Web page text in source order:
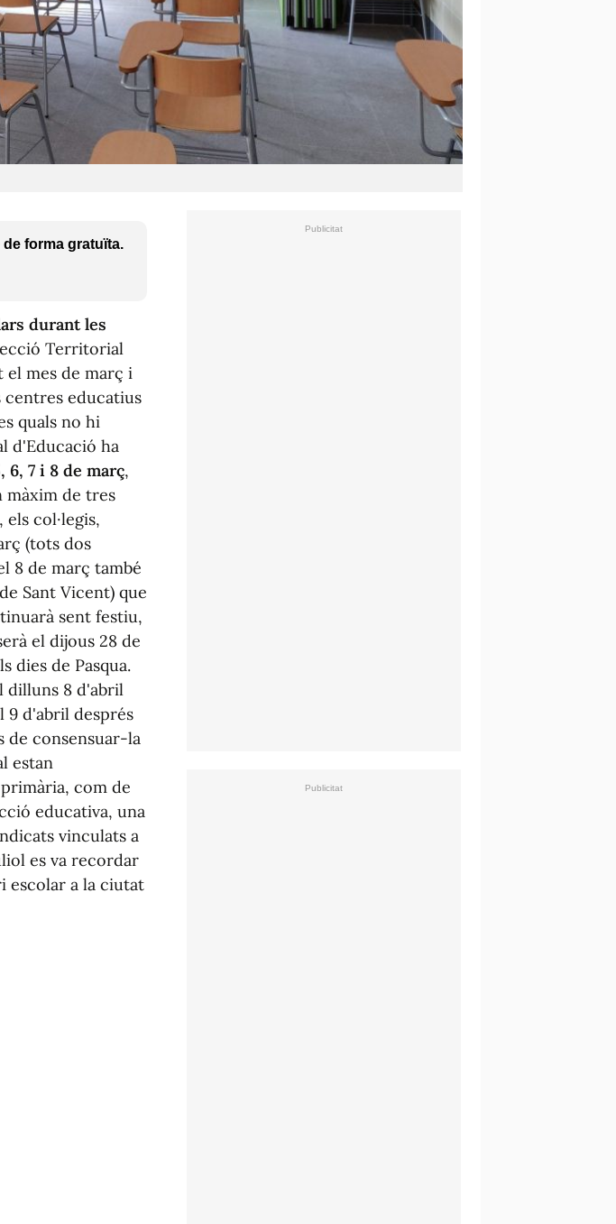
forma gratuïta.
durant les
Territorial
el mes de març i
centres educatius
quals no hi
d'Educació ha
6, 7 i 8 de març,
màxim de tres
col·legis,
(tots dos
8 de març també
Sant Vicent) que
sent festiu,
el dijous 28 de
dies de Pasqua.
dilluns 8 d'abril
9 d'abril després
de consensuar-la
estan
com de
educativa, una
vinculats a
es va recordar
escolar a la ciutat